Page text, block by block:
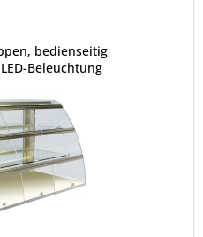
bedienseitig
Beleuchtung